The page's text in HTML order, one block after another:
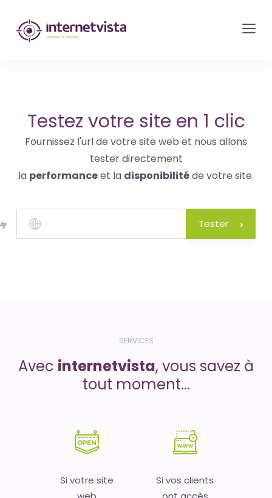
internetvista
monitoring
site
web
et
de
services
internet-
Uptime
is
Testez votre site en 1 clic
Fournissez l'url de votre site web et nous allons
tester directement
la performanceet la disponibilitéde votre site.
Tester
SERVICES
Avec internetvista, vous savez à
tout moment...
Si votre site
Si vos clients